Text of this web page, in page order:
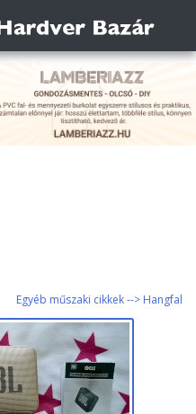
Egyéb műszaki cikkek --> Hangfal